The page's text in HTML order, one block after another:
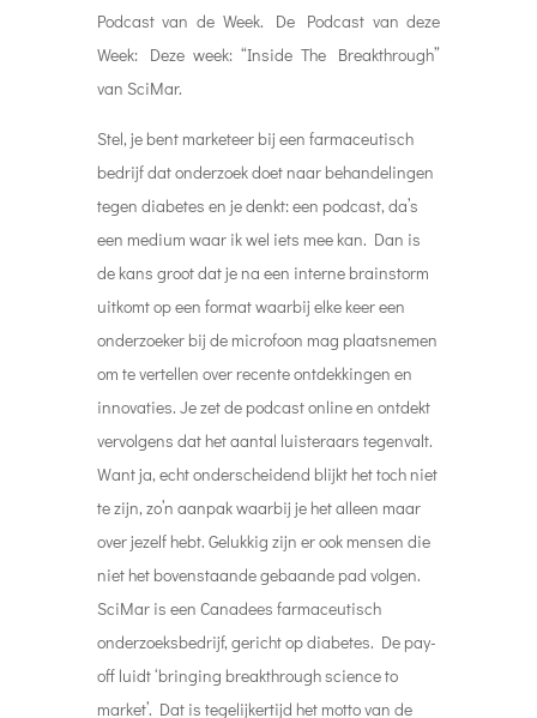
Podcast van de Week. De Podcast van deze
Week: Deze week: “Inside The Breakthrough”
van SciMar.
Stel, je bent marketeer bij een farmaceutisch
bedrijf dat onderzoek doet naar behandelingen
tegen diabetes en je denkt: een podcast, da’s
een medium waar ik wel iets mee kan. Dan is
de kans groot dat je na een interne brainstorm
uitkomt op een format waarbij elke keer een
onderzoeker bij de microfoon mag plaatsnemen
om te vertellen over recente ontdekkingen en
innovaties. Je zet de podcast online en ontdekt
vervolgens dat het aantal luisteraars tegenvalt.
Want ja, echt onderscheidend blijkt het toch niet
te zijn, zo’n aanpak waarbij je het alleen maar
over jezelf hebt. Gelukkig zijn er ook mensen die
niet het bovenstaande gebaande pad volgen.
SciMar is een Canadees farmaceutisch
onderzoeksbedrijf, gericht op diabetes. De pay-
off luidt ‘bringing breakthrough science to
market’. Dat is tegelijkertijd het motto van de